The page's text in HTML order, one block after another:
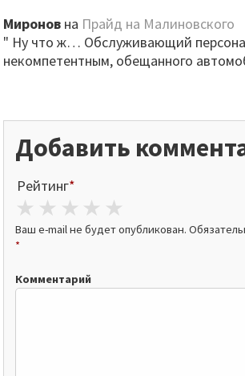
Миронов на Прайд на Малиновского
" Ну что ж… Обслуживающий
некомпетентным, обещанного
Добавить
Рейтинг*
4 stars
3 stars
2 stars
1 star
Ваш e-mail не будет опубликован.
*
Комментарий